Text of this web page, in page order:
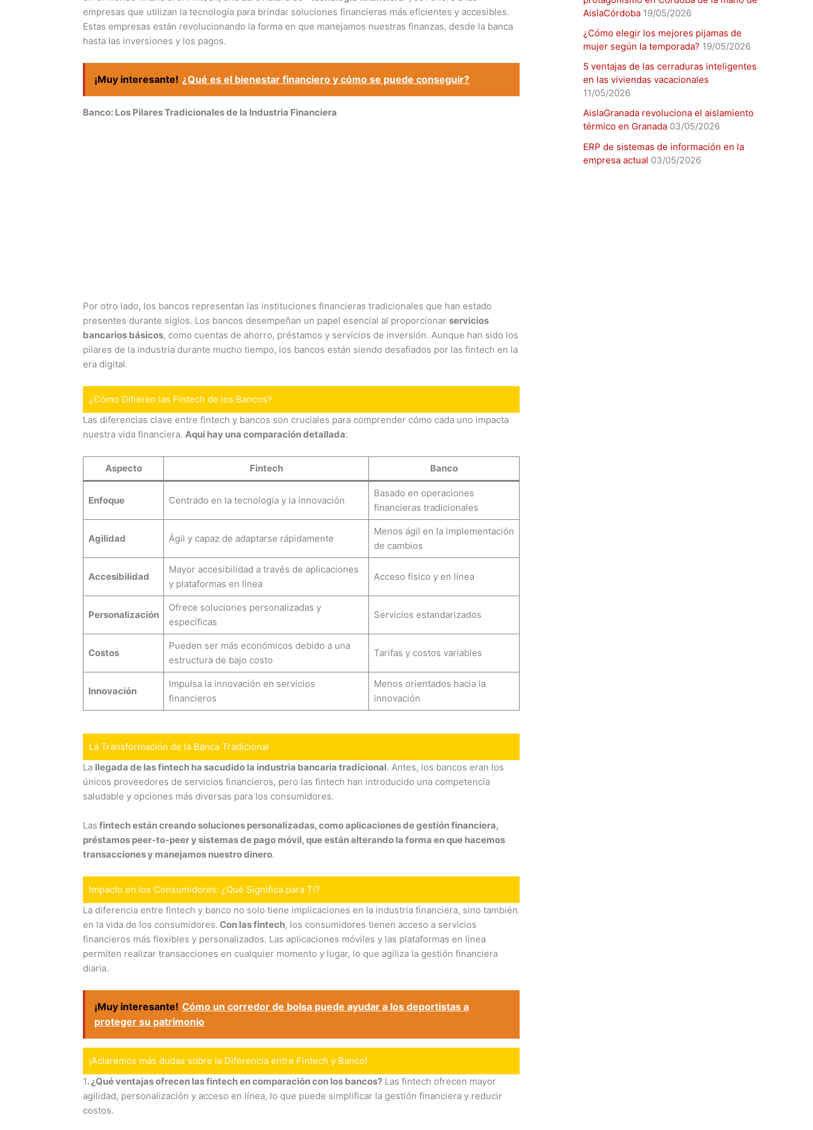
empresas que utilizan la tecnología para brindar soluciones financieras más eficientes y accesibles.
Estas empresas están revolucionando la forma en que manejamos nuestras finanzas, desde la banca
hasta las inversiones y los pagos.
¡Muy interesante! ¿Qué es el bienestar financiero y cómo se puede conseguir?
Banco: Los Pilares Tradicionales de la Industria Financiera
Por otro lado, los bancos representan las instituciones financieras tradicionales que han estado
presentes durante siglos. Los bancos desempeñan un papel esencial al proporcionar servicios
bancarios básicos, como cuentas de ahorro, préstamos y servicios de inversión. Aunque han sido los
pilares de la industria durante mucho tiempo, los bancos están siendo desafiados por las fintech en la
era digital.
¿Cómo Difieren las Fintech de los Bancos?
Las diferencias clave entre fintech y bancos son cruciales para comprender cómo cada uno impacta
nuestra vida financiera. Aquí hay una comparación detallada:
Aspecto Fintech Banco
Enfoque Centrado en la tecnología y la innovación
Basado en operaciones
financieras tradicionales
Agilidad Ágil y capaz de adaptarse rápidamente
Menos ágil en la implementación
de cambios
Accesibilidad
Mayor accesibilidad a través de aplicaciones
y plataformas en línea
Acceso físico y en línea
Personalización
Ofrece soluciones personalizadas y
específicas
Servicios estandarizados
Costos
Pueden ser más económicos debido a una
estructura de bajo costo
Tarifas y costos variables
Innovación
Impulsa la innovación en servicios
financieros
Menos orientados hacia la
innovación
La Transformación de la Banca Tradicional
La llegada de las fintech ha sacudido la industria bancaria tradicional. Antes, los bancos eran los
únicos proveedores de servicios financieros, pero las fintech han introducido una competencia
saludable y opciones más diversas para los consumidores.
Las fintech están creando soluciones personalizadas, como aplicaciones de gestión financiera,
préstamos peer-to-peer y sistemas de pago móvil, que están alterando la forma en que hacemos
transacciones y manejamos nuestro dinero.
Impacto en los Consumidores: ¿Qué Significa para Ti?
La diferencia entre fintech y banco no solo tiene implicaciones en la industria financiera, sino también
en la vida de los consumidores. Con las fintech, los consumidores tienen acceso a servicios
financieros más flexibles y personalizados. Las aplicaciones móviles y las plataformas en línea
permiten realizar transacciones en cualquier momento y lugar, lo que agiliza la gestión financiera
diaria.
¡Muy interesante! Cómo un corredor de bolsa puede ayudar a los deportistas a
proteger su patrimonio
¡Aclaremos más dudas sobre la Diferencia entre Fintech y Banco!
1. ¿Qué ventajas ofrecen las fintech en comparación con los bancos? Las fintech ofrecen mayor
agilidad, personalización y acceso en línea, lo que puede simplificar la gestión financiera y reducir
costos.
AislaCórdoba 19/05/2026
¿Cómo elegir los mejores pijamas de
mujer según la temporada? 19/05/2026
5 ventajas de las cerraduras inteligentes
en las viviendas vacacionales
11/05/2026
AislaGranada revoluciona el aislamiento
térmico en Granada 03/05/2026
ERP de sistemas de información en la
empresa actual 03/05/2026